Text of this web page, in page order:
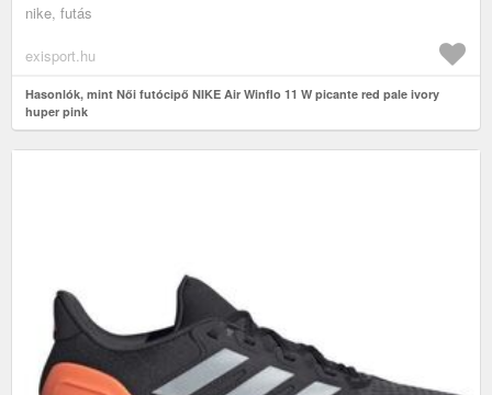
nike, futás
exisport.hu
Hasonlók, mint Női futócipő NIKE Air Winflo 11 W picante red pale ivory
huper pink